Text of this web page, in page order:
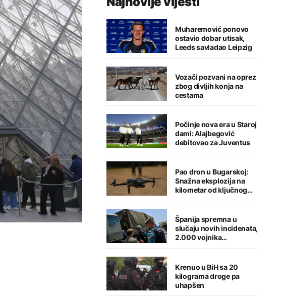
Muharemović ponovo
ostavio dobar utisak,
Leeds savladao Leipzig
Vozači pozvani na oprez
zbog divljih konja na
cestama
Počinje nova era u Staroj
dami: Alajbegović
debitovao za Juventus
Pao dron u Bugarskoj:
Snažna eksplozija na
kilometar od ključnog
gasovoda
Španija spremna u
slučaju novih incidenata,
2.000 vojnika
raspoređeno u Seuti
Krenuo u BiH sa 20
kilograma droge pa
uhapšen